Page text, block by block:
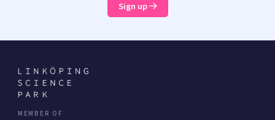
Sign up
MEMBER OF